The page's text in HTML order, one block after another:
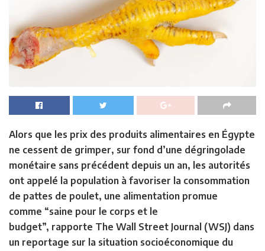
Alors que les prix des produits alimentaires en Égypte
ne cessent de grimper, sur fond d’une dégringolade
monétaire sans précédent depuis un an, les autorités
ont appelé la population à favoriser la consommation
de pattes de poulet, une alimentation promue
comme “saine pour le corps et le
budget”, rapporte The Wall Street Journal (WSJ) dans
un reportage sur la situation socioéconomique du